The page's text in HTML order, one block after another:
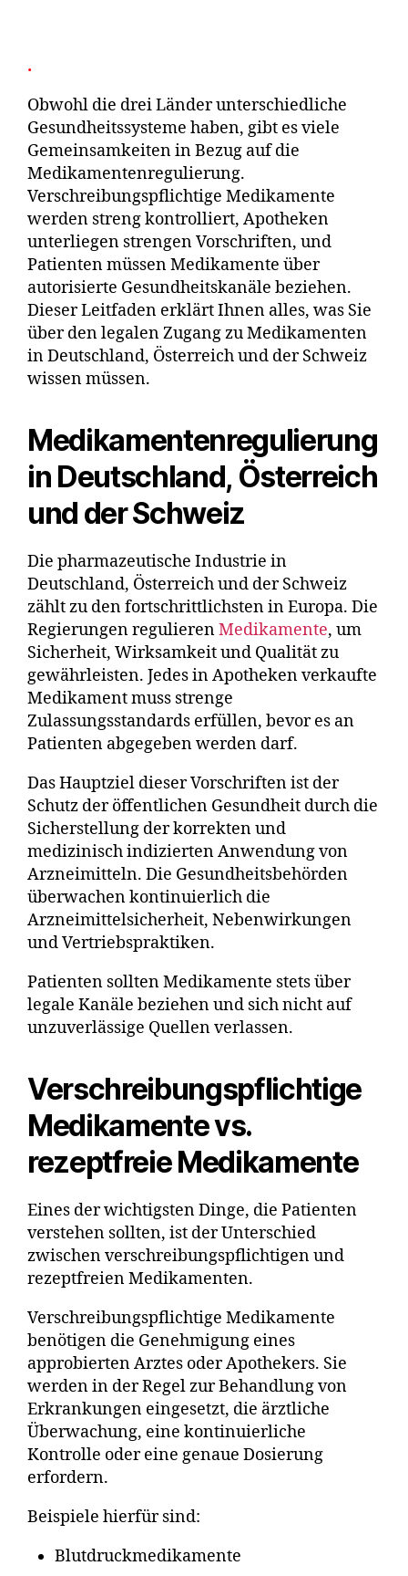
.
Obwohl die drei Länder unterschiedliche
Gesundheitssysteme haben, gibt es viele
Gemeinsamkeiten in Bezug auf die
Medikamentenregulierung.
Verschreibungspflichtige Medikamente
werden streng kontrolliert, Apotheken
unterliegen strengen Vorschriften, und
Patienten müssen Medikamente über
autorisierte Gesundheitskanäle beziehen.
Dieser Leitfaden erklärt Ihnen alles, was Sie
über den legalen Zugang zu Medikamenten
in Deutschland, Österreich und der Schweiz
wissen müssen.
Medikamentenregulierung
in Deutschland, Österreich
und der Schweiz
Die pharmazeutische Industrie in
Deutschland, Österreich und der Schweiz
zählt zu den fortschrittlichsten in Europa. Die
Regierungen regulierenMedikamente, um
Sicherheit, Wirksamkeit und Qualität zu
gewährleisten. Jedes in Apotheken verkaufte
Medikament muss strenge
Zulassungsstandards erfüllen, bevor es an
Patienten abgegeben werden darf.
Das Hauptziel dieser Vorschriften ist der
Schutz der öffentlichen Gesundheit durch die
Sicherstellung der korrekten und
medizinisch indizierten Anwendung von
Arzneimitteln. Die Gesundheitsbehörden
überwachen kontinuierlich die
Arzneimittelsicherheit, Nebenwirkungen
und Vertriebspraktiken.
Patienten sollten Medikamente stets über
legale Kanäle beziehen und sich nicht auf
unzuverlässige Quellen verlassen.
Verschreibungspflichtige
Medikamente vs.
rezeptfreie Medikamente
Eines der wichtigsten Dinge, die Patienten
verstehen sollten, ist der Unterschied
zwischen verschreibungspflichtigen und
rezeptfreien Medikamenten.
Verschreibungspflichtige Medikamente
benötigen die Genehmigung eines
approbierten Arztes oder Apothekers. Sie
werden in der Regel zur Behandlung von
Erkrankungen eingesetzt, die ärztliche
Überwachung, eine kontinuierliche
Kontrolle oder eine genaue Dosierung
erfordern.
Beispiele hierfür sind:
Blutdruckmedikamente